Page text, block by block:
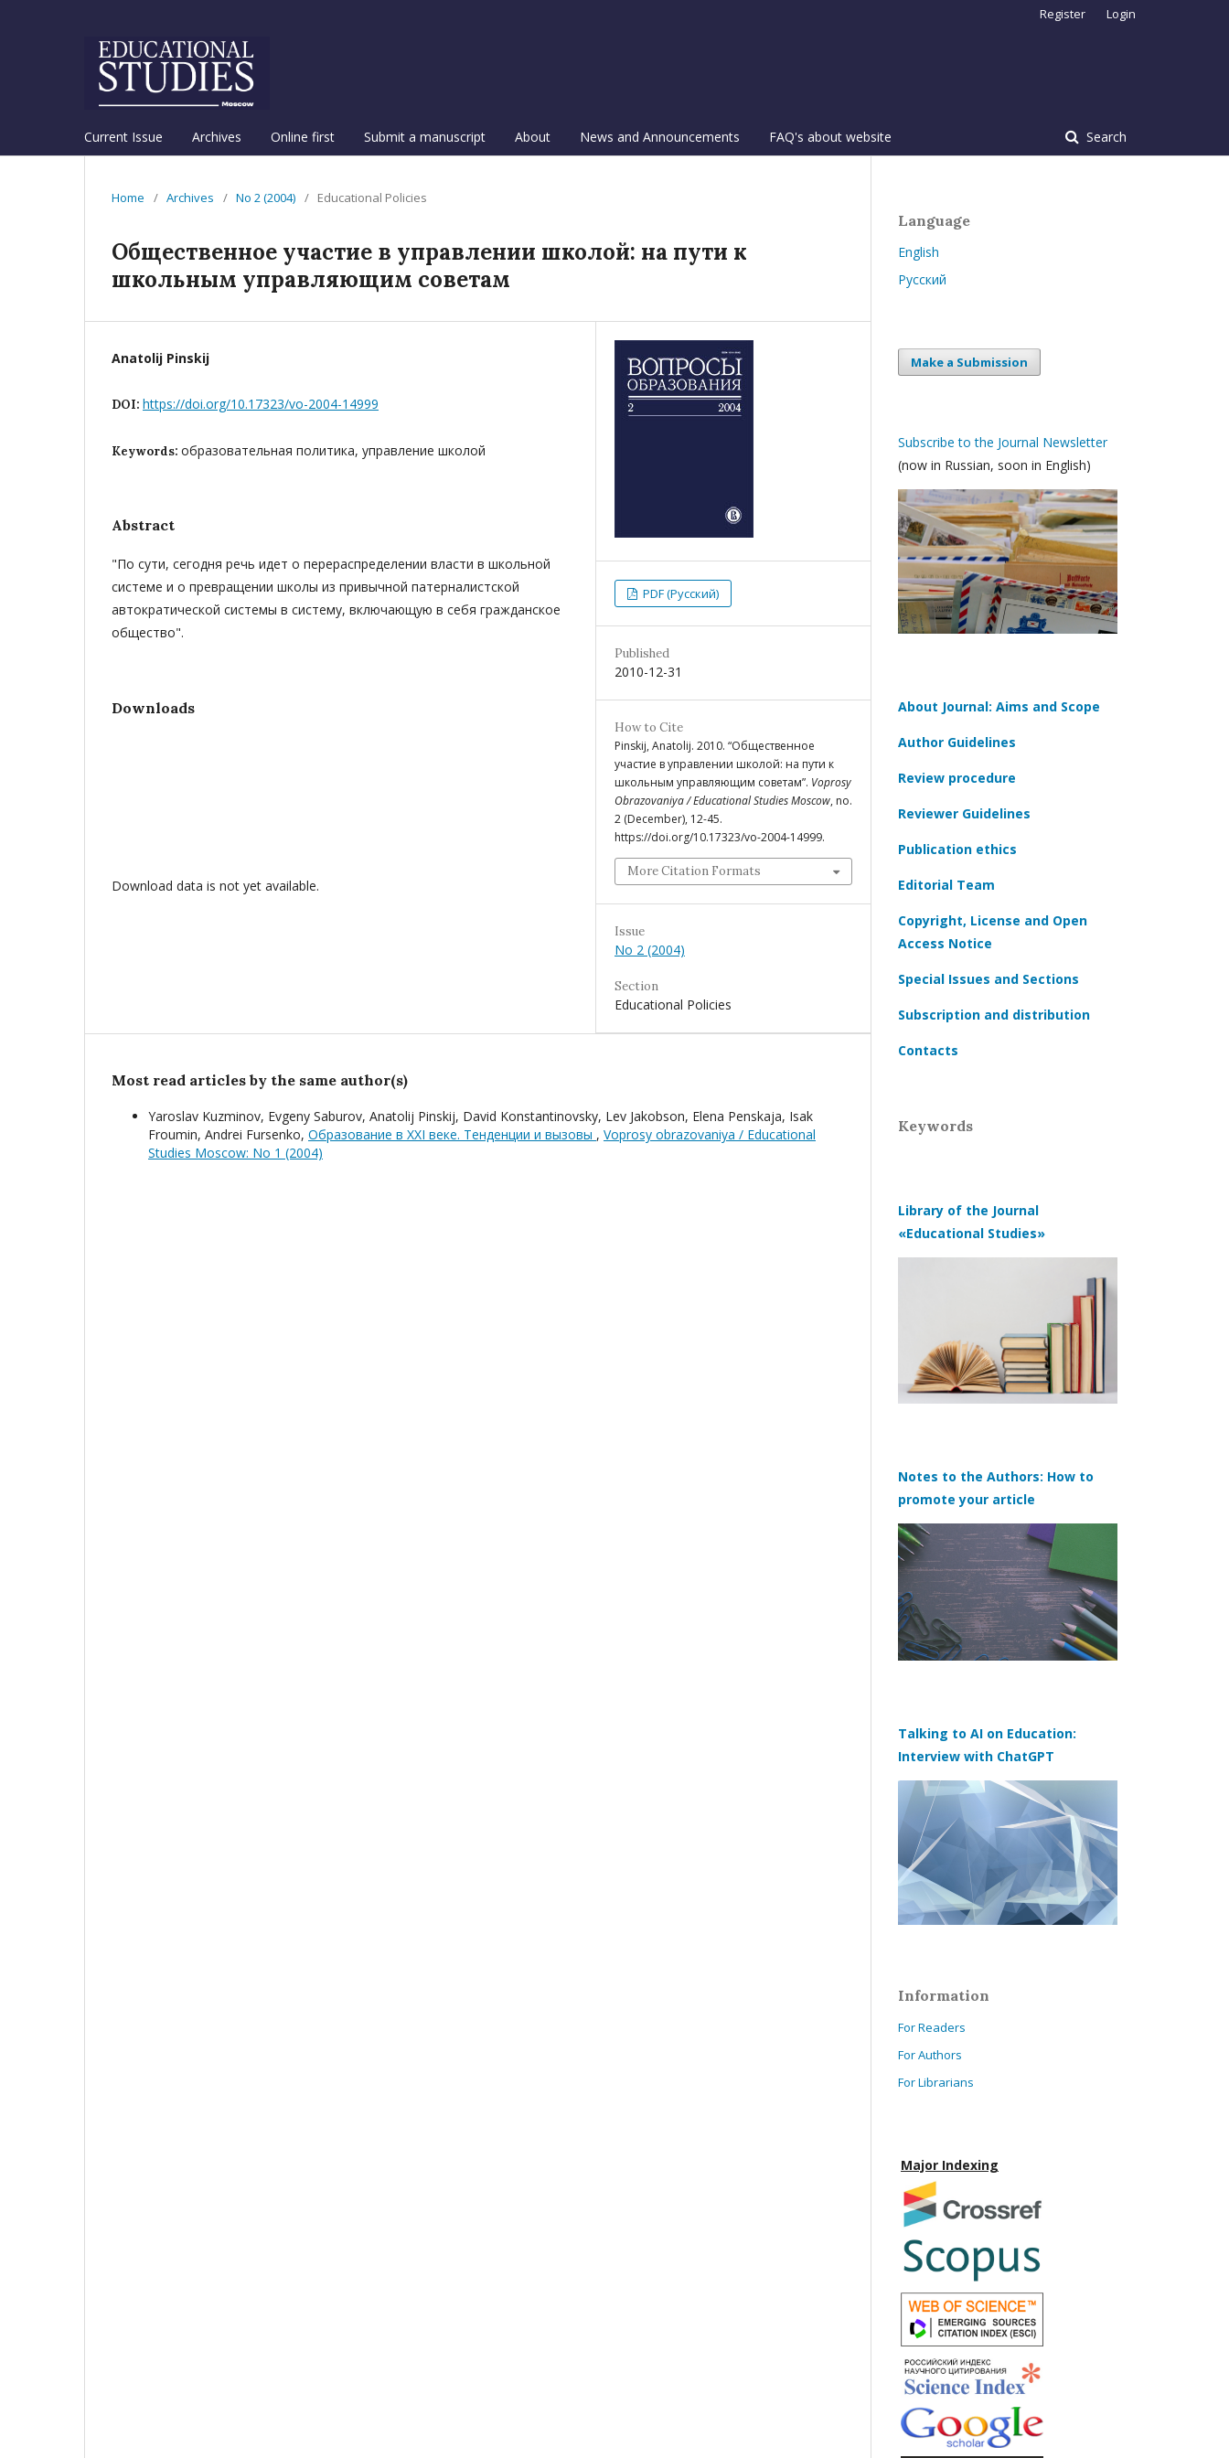
Current Issue Archives Online first Submit a manuscript About News and Announcements FAQ's about website Search
Register Login
Home / Archives / No 2 (2004) / Educational Policies
Общественное участие в управлении школой: на пути к
школьным управляющим советам
Anatolij Pinskij
DOI: https://doi.org/10.17323/vo-2004-14999
Keywords: образовательная политика, управление школой
Abstract
"По сути, сегодня речь идет о перераспределении власти в школьной
системе и о превращении школы из привычной патерналистской
автократической системы в систему, включающую в себя гражданское
общество".
Downloads
Download data is not yet available.
PDF (Русский)
Published
2010-12-31
How to Cite
Pinskij, Anatolij. 2010. “Общественное
участие в управлении школой: на пути к
школьным управляющим советам”. Voprosy
Obrazovaniya / Educational Studies Moscow, no.
2 (December), 12-45.
https://doi.org/10.17323/vo-2004-14999.
More Citation Formats
Issue
No 2 (2004)
Section
Educational Policies
Most read articles by the same author(s)
Yaroslav Kuzminov, Evgeny Saburov, Anatolij Pinskij, David Konstantinovsky, Lev Jakobson, Elena Penskaja, Isak
Froumin, Andrei Fursenko, Образование в XXI веке. Тенденции и вызовы , Voprosy obrazovaniya / Educational
Studies Moscow: No 1 (2004)
Language
English
Русский
Make a Submission
Subscribe to the Journal Newsletter
(now in Russian, soon in English)
About Journal: Aims and Scope
Author Guidelines
Review procedure
Reviewer Guidelines
Publication ethics
Editorial Team
Copyright, License and Open
Access Notice
Special Issues and Sections
Subscription and distribution
Contacts
Keywords
Library of the Journal
«Educational Studies»
Notes to the Authors: How to
promote your article
Talking to AI on Education:
Interview with ChatGPT
Information
For Readers
For Authors
For Librarians
Major Indexing